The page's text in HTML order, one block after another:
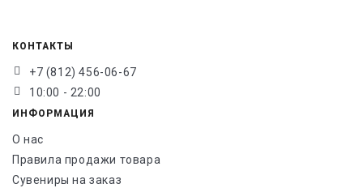
КОНТАКТЫ
+7 (812) 456-06-67
10:00 - 22:00
ИНФОРМАЦИЯ
О нас
Правила продажи товара
Сувениры на заказ